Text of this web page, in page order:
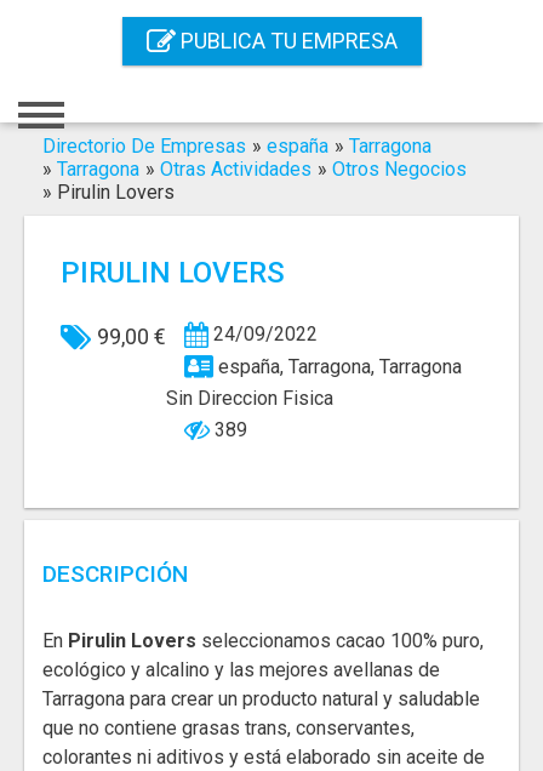
PUBLICA TU EMPRESA
Registro
Contacto
Publica Tu Empresa
Directorio De Empresas » españa » Tarragona
» Tarragona » Otras Actividades » Otros Negocios
» Pirulin Lovers
PIRULIN LOVERS
99,00 €
24/09/2022
españa, Tarragona, Tarragona
Sin Direccion Fisica
389
DESCRIPCIÓN
En Pirulin Lovers seleccionamos cacao 100% puro,
ecológico y alcalino y las mejores avellanas de
Tarragona para crear un producto natural y saludable
que no contiene grasas trans, conservantes,
colorantes ni aditivos y está elaborado sin aceite de